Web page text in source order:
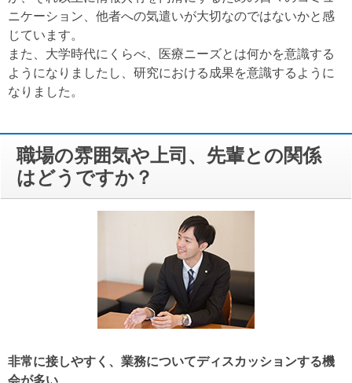
ニケーション、他者への気遣いが大切なのではないかと感
じています。
また、大学時代にくらべ、医療ニーズとは何かを意識する
ようになりましたし、研究における成果を意識するように
なりました。
職場の雰囲気や上司、先輩との関係
はどうですか？
非常に接しやすく、業務についてディスカッションする機
会が多い